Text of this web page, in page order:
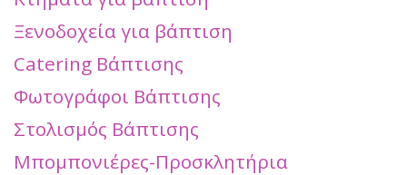
Ξενοδοχεία για βάπτιση
Catering Βάπτισης
Φωτογράφοι Βάπτισης
Στολισμός Βάπτισης
Μπομπονιέρες-Προσκλητήρια